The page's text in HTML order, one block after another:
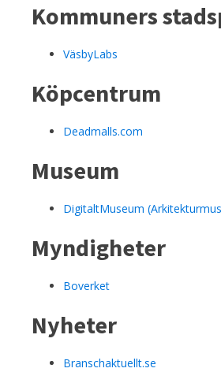
Kommuners
VäsbyLabs
Köpcentrum
Deadmalls.com
Museum
DigitaltMuseum
Myndigheter
Boverket
Nyheter
Branschaktuellt.se